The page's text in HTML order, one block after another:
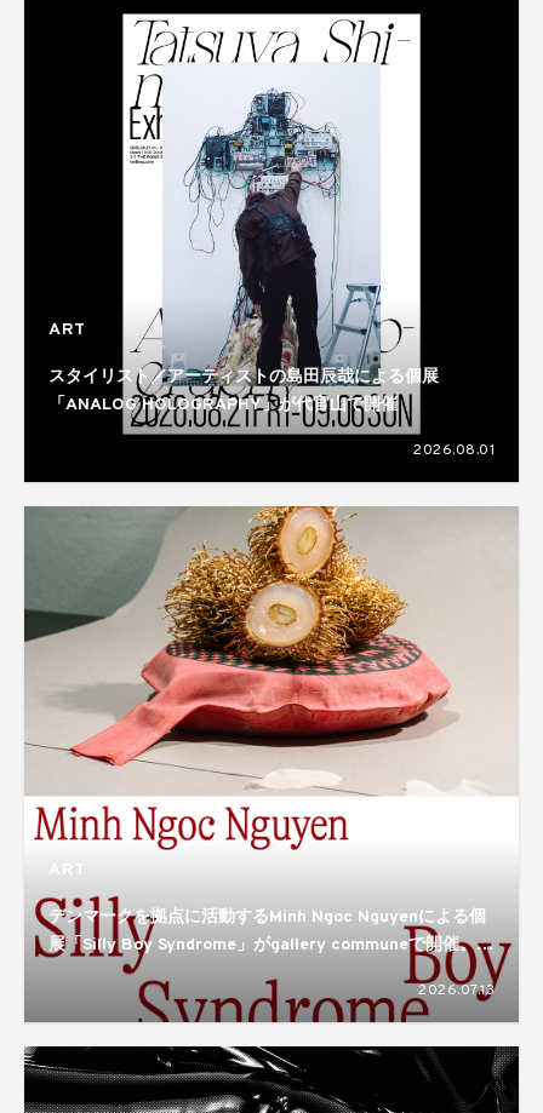
ART
スタイリスト／アーティストの島田辰哉による個展
「ANALOG HOLOGRAPHY」が代官山で開催
2026.08.01
ART
デンマークを拠点に活動するMinh Ngoc Nguyenによる個
展「Silly Boy Syndrome」がgallery communeで開催。揺
れ動き、形づくられるアイデンティティのあり方を描き出
2026.07.13